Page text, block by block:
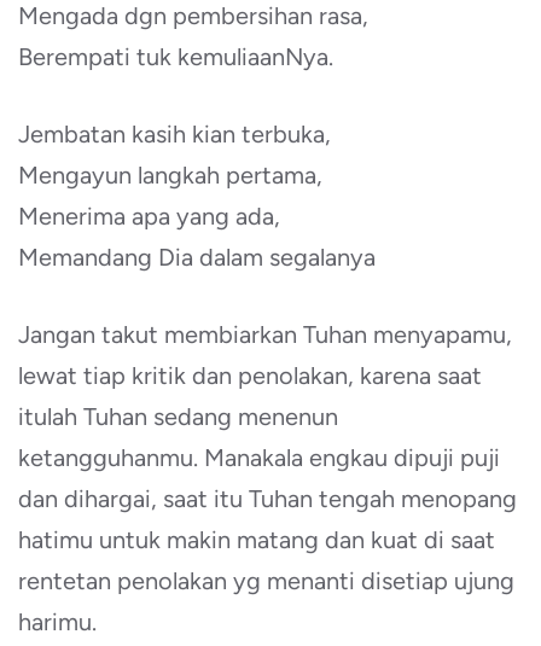
Mengada dgn pembersihan rasa,
Berempati tuk kemuliaanNya.
Jembatan kasih kian terbuka,
Mengayun langkah pertama,
Menerima apa yang ada,
Memandang Dia dalam segalanya
Jangan takut membiarkan Tuhan menyapamu,
lewat tiap kritik dan penolakan, karena saat
itulah Tuhan sedang menenun
ketangguhanmu. Manakala engkau dipuji puji
dan dihargai, saat itu Tuhan tengah menopang
hatimu untuk makin matang dan kuat di saat
rentetan penolakan yg menanti disetiap ujung
harimu.